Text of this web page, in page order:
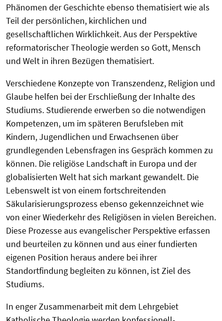
Phänomen der Geschichte ebenso thematisiert wie als
Teil der persönlichen, kirchlichen und
gesellschaftlichen Wirklichkeit. Aus der Perspektive
reformatorischer Theologie werden so Gott, Mensch
und Welt in ihren Bezügen thematisiert.
Verschiedene Konzepte von Transzendenz, Religion und
Glaube helfen bei der Erschließung der Inhalte des
Studiums. Studierende erwerben so die notwendigen
Kompetenzen, um im späteren Berufsleben mit
Kindern, Jugendlichen und Erwachsenen über
grundlegenden Lebensfragen ins Gespräch kommen zu
können. Die religiöse Landschaft in Europa und der
globalisierten Welt hat sich markant gewandelt. Die
Lebenswelt ist von einem fortschreitenden
Säkularisierungsprozess ebenso gekennzeichnet wie
von einer Wiederkehr des Religiösen in vielen Bereichen.
Diese Prozesse aus evangelischer Perspektive erfassen
und beurteilen zu können und aus einer fundierten
eigenen Position heraus andere bei ihrer
Standortfindung begleiten zu können, ist Ziel des
Studiums.
In enger Zusammenarbeit mit dem Lehrgebiet